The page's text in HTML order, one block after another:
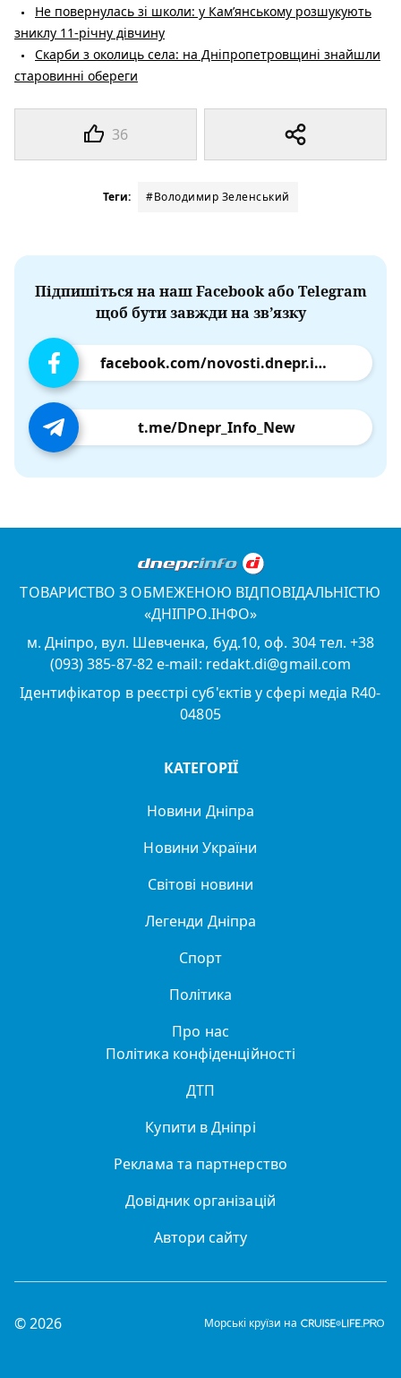
36
Не повернулась зі школи: у Кам’янському розшукують
зниклу 11-річну дівчину
Скарби з околиць села: на Дніпропетровщині знайшли
старовинні обереги
Теги: #Володимир Зеленський
Підпишіться на наш Facebook або Telegram
щоб бути завжди на зв’язку
facebook.com/novosti.dnepr.info
t.me/Dnepr_Info_New
ТОВАРИСТВО З ОБМЕЖЕНОЮ ВІДПОВІДАЛЬНІСТЮ
«ДНІПРО.ІНФО»
м. Дніпро, вул. Шевченка, буд.10, оф. 304 тел. +38
(093) 385-87-82 e-mail: redakt.di@gmail.com
Ідентифікатор в реєстрі суб'єктів у сфері медіа R40-
04805
КАТЕГОРІЇ
Новини Дніпра
Новини України
Світові новини
Легенди Дніпра
Спорт
Політика
Про нас
Політика конфіденційності
ДТП
Купити в Дніпрі
Реклама та партнерство
Довідник організацій
Автори сайту
© 2026 Морські круїзи на